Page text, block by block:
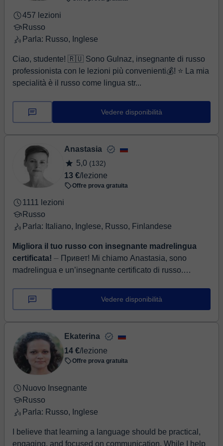
spoken Russian in real life. ☀️ Book a consultation:
We’ll get to know each other, talk about your goals and
priorities, do a quick assessment, and figure out the best
starting point for you.
заниматься разговорной практикой, чтением,
произношением, грамматикой или просто учиться
лучше понимать русский язык на слух. Уроки всегда
подстраиваются под ваши цели, интересы и темп
занятиях. Я верю, что язык лучше учить спокойно и с
интересом, а не через стресс и давление. Поэтому
на уроках можно и нужно задавать вопросы,
457 lezioni
Russo
Parla: Russo, Inglese
Ciao, studente! 🇷🇺 Sono Gulnaz, insegnante di russo
professionista con le lezioni più convenienti💰! ⭐️ La mia
specialità è il russo come lingua str...
Vedere disponibilità
Anastasia
5,0 (132)
13 €/lezione
Offre prova gratuita
1111 lezioni
Russo
Parla: Italiano, Inglese, Russo, Finlandese
Migliora il tuo russo con insegnante madrelingua
certificata! ⏤ Привет! Mi chiamo Anastasia, sono
madrelingua e un’insegnante certificato di russo.
Vedere disponibilità
Ekaterina
14 €/lezione
Offre prova gratuita
Nuovo Insegnante
Russo
Parla: Russo, Inglese
I believe that learning a language should be practical,
engaging, and focused on communication. While I help